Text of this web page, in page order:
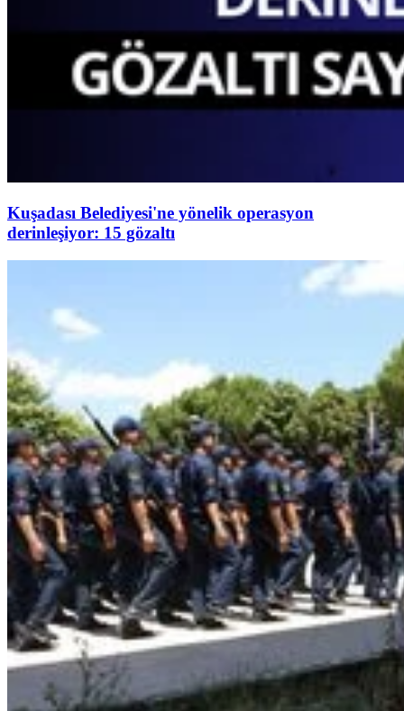
Kuşadası Belediyesi'ne yönelik operasyon
derinleşiyor: 15 gözaltı